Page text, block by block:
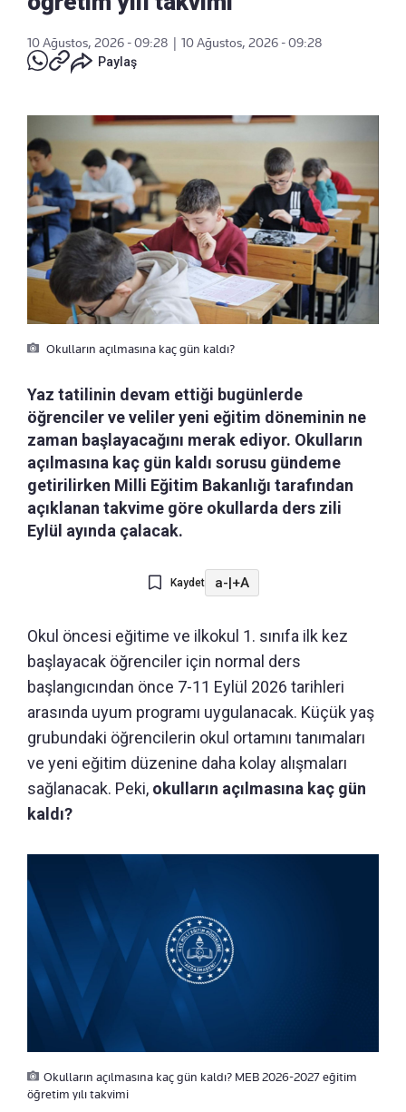
10 Ağustos, 2026 - 09:28
10 Ağustos, 2026 - 09:28
Paylaş
Okulların açılmasına kaç gün kaldı?
Yaz tatilinin devam ettiği bugünlerde
öğrenciler ve veliler yeni eğitim döneminin ne
zaman başlayacağını merak ediyor. Okulların
açılmasına kaç gün kaldı sorusu gündeme
getirilirken Milli Eğitim Bakanlığı tarafından
açıklanan takvime göre okullarda ders zili
Eylül ayında çalacak.
Kaydet a-|+A
Okul öncesi eğitime ve ilkokul 1. sınıfa ilk kez
başlayacak öğrenciler için normal ders
başlangıcından önce 7-11 Eylül 2026 tarihleri
arasında uyum programı uygulanacak. Küçük yaş
grubundaki öğrencilerin okul ortamını tanımaları
ve yeni eğitim düzenine daha kolay alışmaları
sağlanacak. Peki, okulların açılmasına kaç gün
kaldı?
Okulların açılmasına kaç gün kaldı? MEB 2026-2027 eğitim
öğretim yılı takvimi